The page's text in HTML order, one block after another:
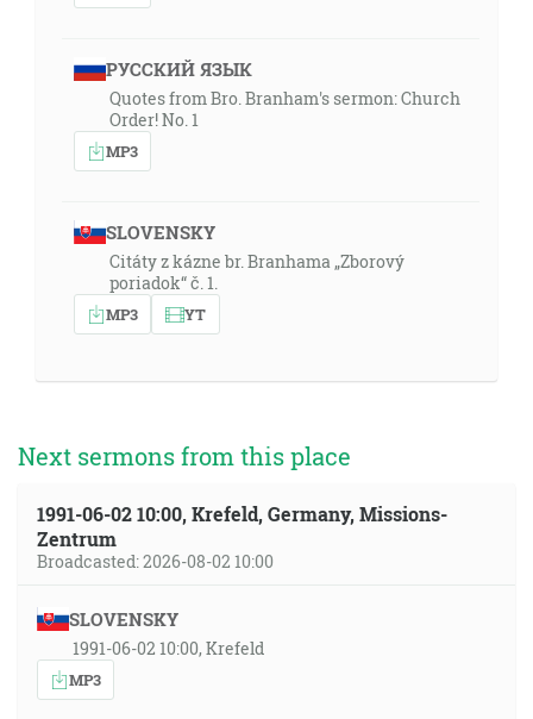
РУССКИЙ ЯЗЫК
Quotes from Bro. Branham's sermon: Church
Order! No. 1
MP3
SLOVENSKY
Citáty z kázne br. Branhama „Zborový
poriadok“ č. 1.
MP3 YT
Next sermons from this place
1991-06-02 10:00, Krefeld, Germany, Missions-
Zentrum
Broadcasted: 2026-08-02 10:00
SLOVENSKY
1991-06-02 10:00, Krefeld
MP3